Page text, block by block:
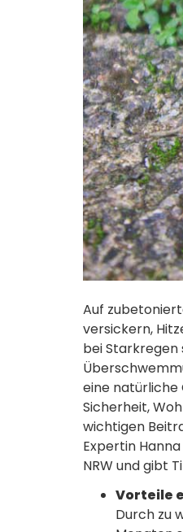
Auf
versickern,
bei Starkregen
eine natürliche
Sicherheit,
wichtigen
Expertin
NRW und gibt
Vorteile
Durch zu